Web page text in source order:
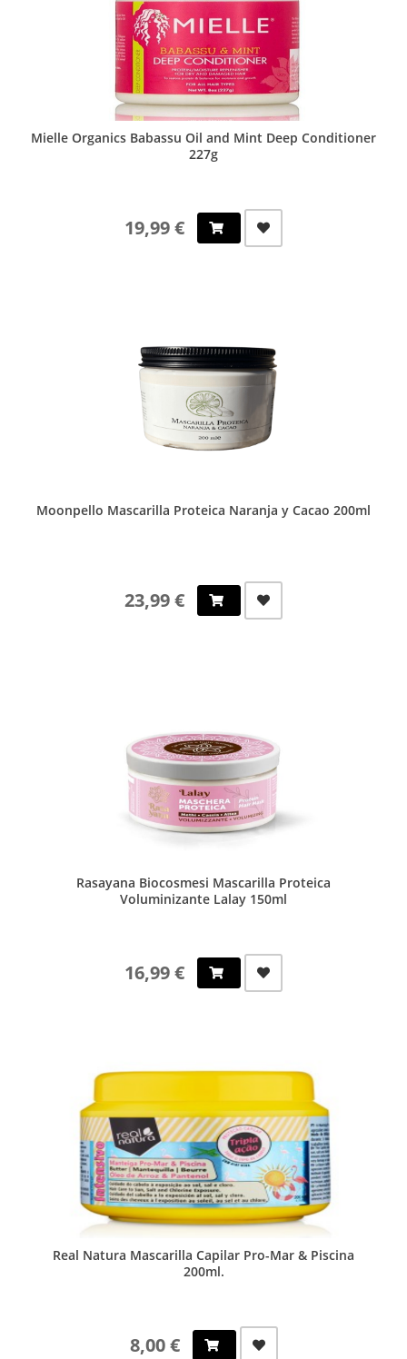
Mielle Organics Babassu Oil and Mint Deep Conditioner
227g
19,99 €
Moonpello Mascarilla Proteica Naranja y Cacao 200ml
23,99 €
Rasayana Biocosmesi Mascarilla Proteica
Voluminizante Lalay 150ml
16,99 €
Real Natura Mascarilla Capilar Pro-Mar & Piscina
200ml.
8,00 €